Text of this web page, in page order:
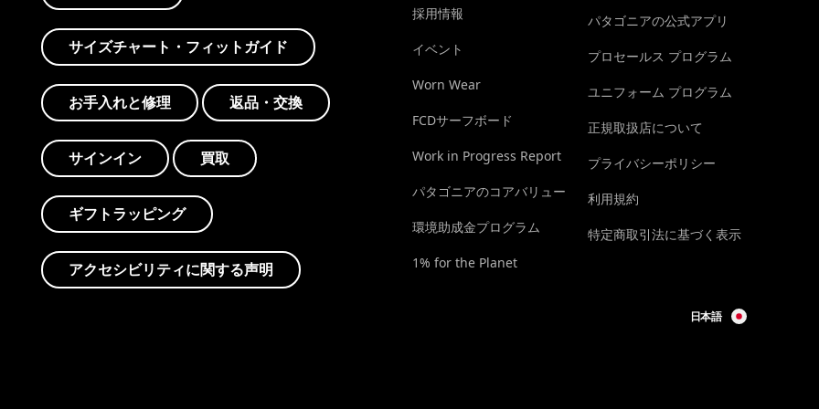
サイズチャート・フィットガイド
お手入れと修理 返品・交換
サインイン 買取
ギフトラッピング
アクセシビリティに関する声明
採用情報
イベント
Worn Wear
FCDサーフボード
Work in Progress Report
パタゴニアのコアバリュー
環境助成金プログラム
1% for the Planet
パタゴニアの公式アプリ
プロセールス プログラム
ユニフォーム プログラム
正規取扱店について
プライバシーポリシー
利用規約
特定商取引法に基づく表示
日本語